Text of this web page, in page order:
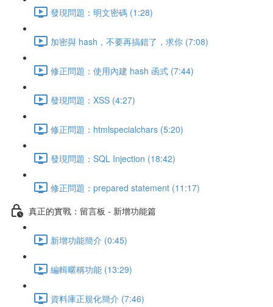
發現問題：明文密碼 (1:28)
加密與 hash，不要再搞錯了，求你 (7:08)
修正問題：使用內建 hash 函式 (7:44)
發現問題：XSS (4:27)
修正問題：htmlspecialchars (5:20)
發現問題：SQL Injection (18:42)
修正問題：prepared statement (11:17)
真正的實戰：留言板 - 新增功能篇
新增功能簡介 (0:45)
編輯暱稱功能 (13:29)
資料庫正規化簡介 (7:46)